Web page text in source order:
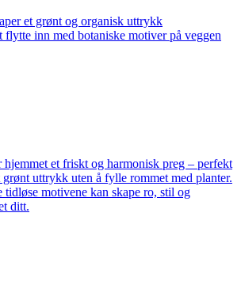
et grønt og organisk uttrykk
flytte inn med botaniske motiver på veggen
et friskt og harmonisk preg – perfekt
uttrykk uten å fylle rommet med planter.
tidløse motivene kan skape ro, stil og
ditt.